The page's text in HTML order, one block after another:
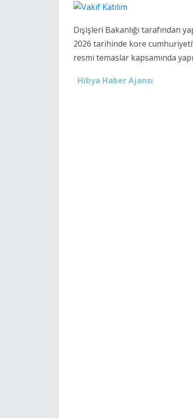
Dışişleri Bakanlığı tarafından
2026 tarihinde kore
resmi temaslar kapsamında
Hibya Haber Ajansı